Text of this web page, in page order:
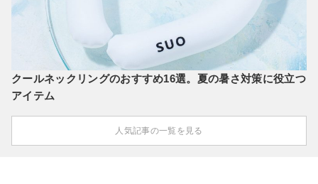
クールネックリングのおすすめ16選。夏の暑さ対策に役立つ
アイテム
人気記事の一覧を見る